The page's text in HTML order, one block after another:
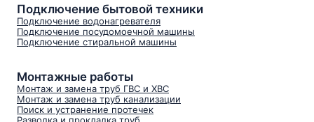
Подключение бытовой техники
Подключение водонагревателя
Подключение посудомоечной машины
Подключение стиральной машины
Монтажные работы
Монтаж и замена труб ГВС и ХВС
Монтаж и замена труб канализации
Поиск и устранение протечек
Разводка и прокладка труб